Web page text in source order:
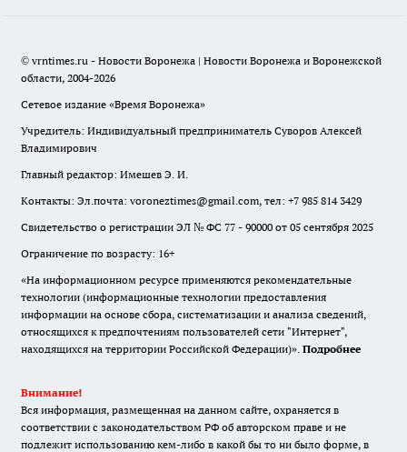
© vrntimes.ru - Новости Воронежа | Новости Воронежа и Воронежской
области, 2004-2026
Сетевое издание «Время Воронежа»
Учредитель: Индивидуальный предприниматель Суворов Алексей
Владимирович
Главный редактор: Имешев Э. И.
Контакты: Эл.почта: voroneztimes@gmail.com, тел: +7 985 814 3429
Свидетельство о регистрации ЭЛ № ФС 77 - 90000 от 05 сентября 2025
Ограничение по возрасту: 16+
«На информационном ресурсе применяются рекомендательные
технологии (информационные технологии предоставления
информации на основе сбора, систематизации и анализа сведений,
относящихся к предпочтениям пользователей сети "Интернет",
находящихся на территории Российской Федерации)». Подробнее
Внимание!
Вся информация, размещенная на данном сайте, охраняется в
соответствии с законодательством РФ об авторском праве и не
подлежит использованию кем-либо в какой бы то ни было форме, в